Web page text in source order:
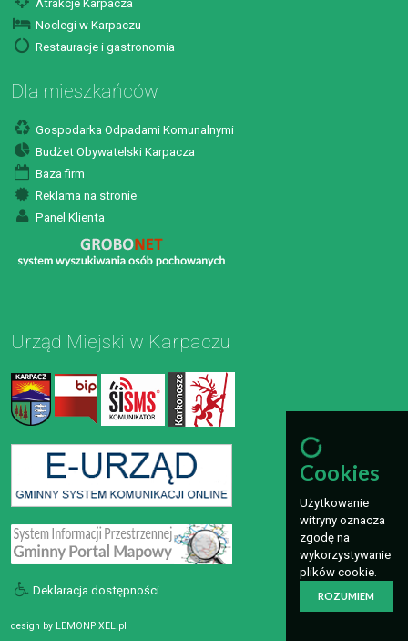
Atrakcje Karpacza
Noclegi w Karpaczu
Restauracje i gastronomia
Dla mieszkańców
Gospodarka Odpadami Komunalnymi
Budżet Obywatelski Karpacza
Baza firm
Reklama na stronie
Panel Klienta
Urząd Miejski w Karpaczu
Deklaracja dostępności
design by LEMONPIXEL.pl
Cookies
Użytkowanie
witryny oznacza
zgodę na
wykorzystywanie
plików cookie.
ROZUMIEM